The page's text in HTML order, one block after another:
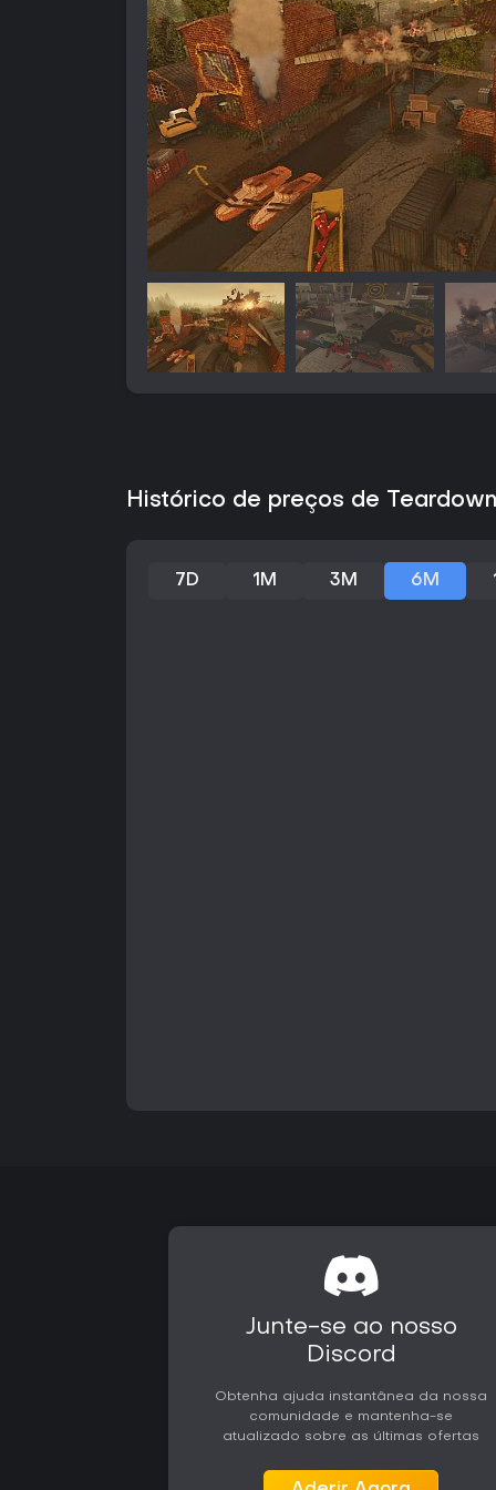
Histórico de preços de
7D 1M 3M 6M
Junte-se ao nosso
Discord
Obtenha ajuda instantânea da nossa
comunidade e mantenha-se
atualizado sobre as últimas ofertas